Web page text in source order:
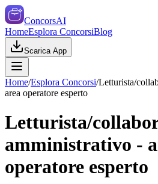
ConcorsAI
HomeEsplora ConcorsiBlog
Scarica App
Home/Esplora Concorsi/Letturista/
area operatore esperto
Letturista/
amministrativo -
operatore esperto